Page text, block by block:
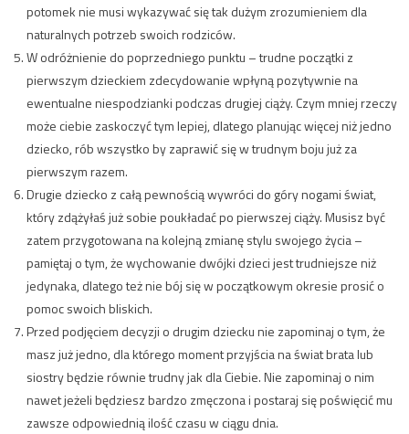
potomek nie musi wykazywać się tak dużym zrozumieniem dla
naturalnych potrzeb swoich rodziców.
W odróżnienie do poprzedniego punktu – trudne początki z
pierwszym dzieckiem zdecydowanie wpłyną pozytywnie na
ewentualne niespodzianki podczas drugiej ciąży. Czym mniej rzeczy
może ciebie zaskoczyć tym lepiej, dlatego planując więcej niż jedno
dziecko, rób wszystko by zaprawić się w trudnym boju już za
pierwszym razem.
Drugie dziecko z całą pewnością wywróci do góry nogami świat,
który zdążyłaś już sobie poukładać po pierwszej ciąży. Musisz być
zatem przygotowana na kolejną zmianę stylu swojego życia –
pamiętaj o tym, że wychowanie dwójki dzieci jest trudniejsze niż
jedynaka, dlatego też nie bój się w początkowym okresie prosić o
pomoc swoich bliskich.
Przed podjęciem decyzji o drugim dziecku nie zapominaj o tym, że
masz już jedno, dla którego moment przyjścia na świat brata lub
siostry będzie równie trudny jak dla Ciebie. Nie zapominaj o nim
nawet jeżeli będziesz bardzo zmęczona i postaraj się poświęcić mu
zawsze odpowiednią ilość czasu w ciągu dnia.